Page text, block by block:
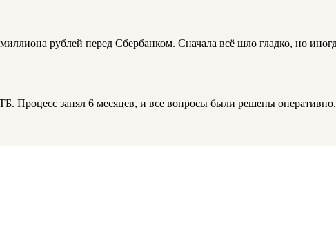
рублей перед Сбербанком. Сначала всё шло гладко, но
Процесс занял 6 месяцев, и все вопросы были решены